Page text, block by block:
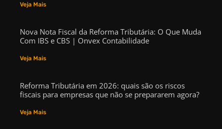
Veja Mais
Nova Nota Fiscal da Reforma Tributária: O Que Muda
Com IBS e CBS | Onvex Contabilidade
Veja Mais
Reforma Tributária em 2026: quais são os riscos
fiscais para empresas que não se prepararem agora?
Veja Mais